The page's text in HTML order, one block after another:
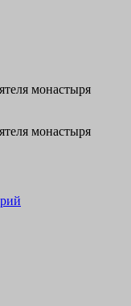
монастыря
монастыря